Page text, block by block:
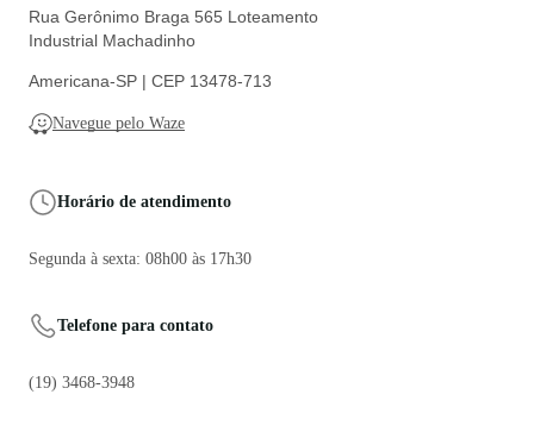
Rua Gerônimo Braga 565 Loteamento
Industrial Machadinho
Americana-SP | CEP 13478-713
Navegue pelo Waze
Horário de atendimento
Segunda à sexta: 08h00 às 17h30
Telefone para contato
(19) 3468-3948